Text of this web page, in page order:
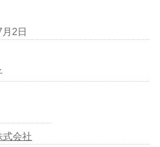
2日
式会社